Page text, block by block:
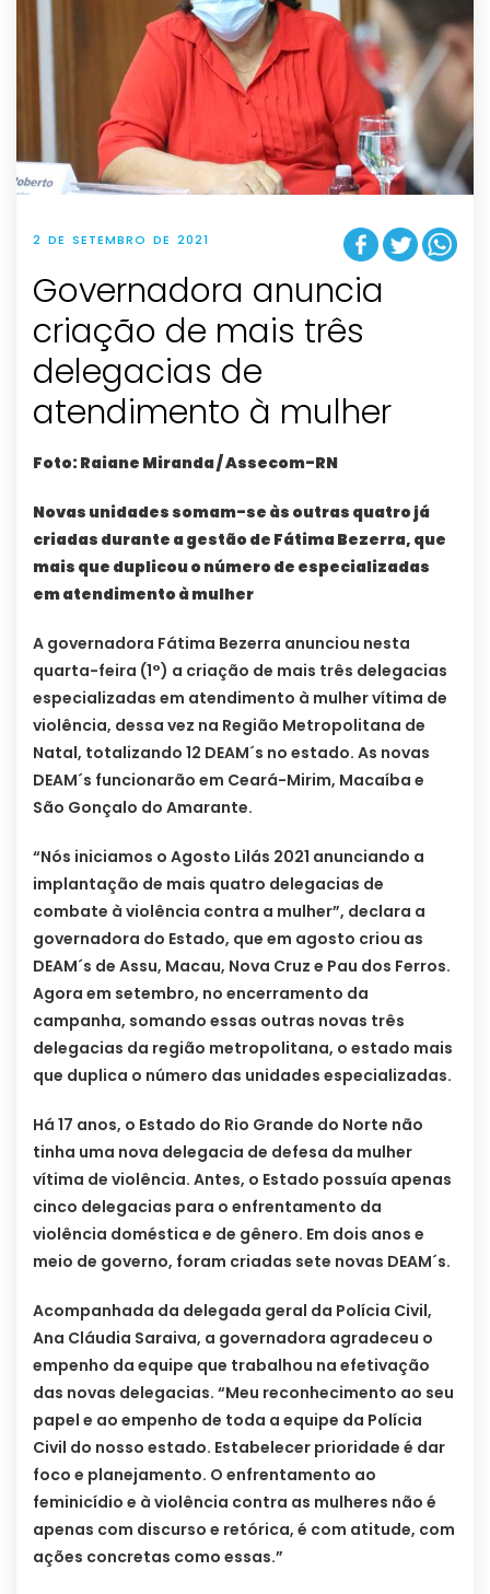
2 DE SETEMBRO DE 2021
Governadora anuncia
criação de mais três
delegacias de
atendimento à mulher
Foto: Raiane Miranda / Assecom-RN
Novas unidades somam-se às outras quatro já
criadas durante a gestão de Fátima Bezerra, que
mais que duplicou o número de especializadas
em atendimento à mulher
A governadora Fátima Bezerra anunciou nesta
quarta-feira (1°) a criação de mais três delegacias
especializadas em atendimento à mulher vítima de
violência, dessa vez na Região Metropolitana de
Natal, totalizando 12 DEAM´s no estado. As novas
DEAM´s funcionarão em Ceará-Mirim, Macaíba e
São Gonçalo do Amarante.
“Nós iniciamos o Agosto Lilás 2021 anunciando a
implantação de mais quatro delegacias de
combate à violência contra a mulher”, declara a
governadora do Estado, que em agosto criou as
DEAM´s de Assu, Macau, Nova Cruz e Pau dos Ferros.
Agora em setembro, no encerramento da
campanha, somando essas outras novas três
delegacias da região metropolitana, o estado mais
que duplica o número das unidades especializadas.
Há 17 anos, o Estado do Rio Grande do Norte não
tinha uma nova delegacia de defesa da mulher
vítima de violência. Antes, o Estado possuía apenas
cinco delegacias para o enfrentamento da
violência doméstica e de gênero. Em dois anos e
meio de governo, foram criadas sete novas DEAM´s.
Acompanhada da delegada geral da Polícia Civil,
Ana Cláudia Saraiva, a governadora agradeceu o
empenho da equipe que trabalhou na efetivação
das novas delegacias. “Meu reconhecimento ao seu
papel e ao empenho de toda a equipe da Polícia
Civil do nosso estado. Estabelecer prioridade é dar
foco e planejamento. O enfrentamento ao
feminicídio e à violência contra as mulheres não é
apenas com discurso e retórica, é com atitude, com
ações concretas como essas.”